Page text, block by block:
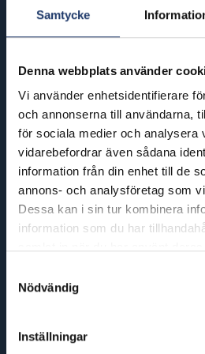
Samtycke
Denna webbplats använder
Vi använder enhetsidentifierare
och annonserna till användarna,
för sociala medier och analysera
vidarebefordrar även sådana
information från din enhet till de
annons- och analysföretag som
Dessa kan i sin tur kombinera
information som du har
Nödvändig
Inställningar